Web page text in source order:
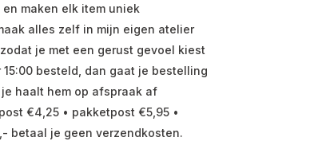
maken elk item uniek
alles zelf in mijn eigen atelier
je met een gerust gevoel kiest
besteld, dan gaat je bestelling
haalt hem op afspraak af
€4,25 • pakketpost €5,95 •
betaal je geen verzendkosten.